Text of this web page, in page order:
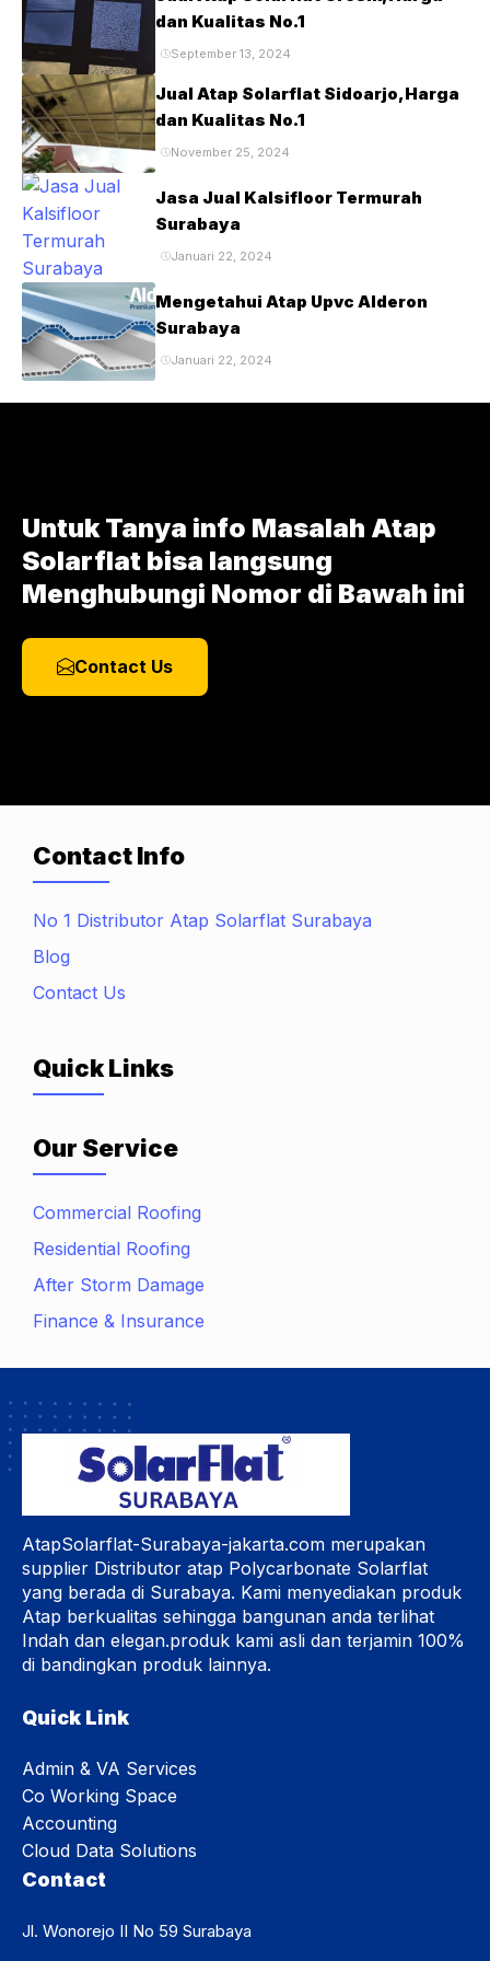
dan Kualitas No.1
September 13, 2024
Jual Atap Solarflat Sidoarjo,Harga
dan Kualitas No.1
November 25, 2024
Jasa Jual Kalsifloor Termurah
Surabaya
Januari 22, 2024
Mengetahui Atap Upvc Alderon
Surabaya
Januari 22, 2024
Untuk Tanya info Masalah Atap
Solarflat bisa langsung
Menghubungi Nomor di Bawah ini
Contact Us
Contact Info
No 1 Distributor Atap Solarflat Surabaya
Blog
Contact Us
Quick Links
Our Service
Commercial Roofing
Residential Roofing
After Storm Damage
Finance & Insurance
AtapSolarflat-Surabaya-jakarta.com merupakan
supplier Distributor atap Polycarbonate Solarflat
yang berada di Surabaya. Kami menyediakan produk
Atap berkualitas sehingga bangunan anda terlihat
Indah dan elegan.produk kami asli dan terjamin 100%
di bandingkan produk lainnya.
Quick Link
Admin & VA Services
Co Working Space
Accounting
Cloud Data Solutions
Contact
Jl. Wonorejo II No 59 Surabaya